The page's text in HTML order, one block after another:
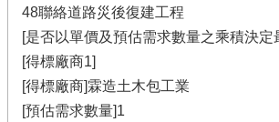
48聯絡道路災後復建工程
[是否以單價及預估需求數量之乘積決定
[得標廠商1]
[得標廠商]霖造土木包工業
[預估需求數量]1